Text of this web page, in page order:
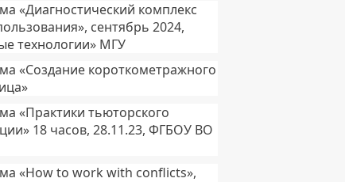
«Диагностический комплекс
сентябрь 2024,
технологии» МГУ
«Создание короткометражного
«Практики тьюторского
18 часов, 28.11.23, ФГБОУ ВО
«How to work with conflicts»,